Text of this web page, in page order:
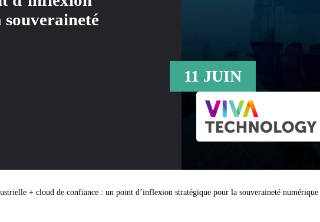
11 JUIN
+ cloud de confiance : un point d’inflexion stratégique pour la souveraineté numérique